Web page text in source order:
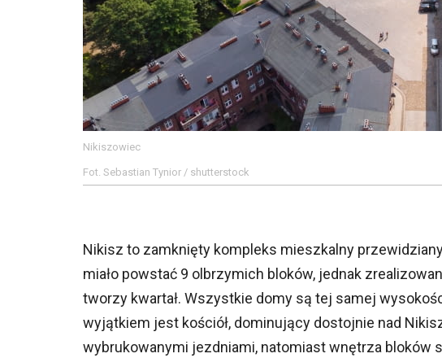
Nikiszowiec
Fot. Sebastian Tynior / shutterstock
Nikisz to zamknięty kompleks mieszkalny
miało powstać 9 olbrzymich bloków, jednak
tworzy kwartał. Wszystkie domy są tej samej
wyjątkiem jest kościół, dominujący dostojnie nad
wybrukowanymi jezdniami, natomiast wnętrza bloków